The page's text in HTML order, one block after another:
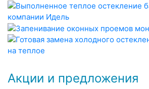
Акции и предложения